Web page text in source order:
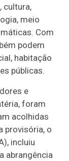
cultura,
meio
Com
podem
habitação
públicas.
e
foram
acolhidas
provisória, o
incluiu
abrangência